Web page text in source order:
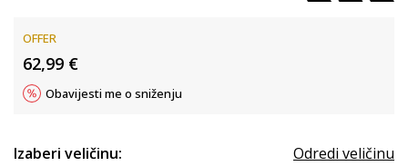
OFFER
62,99 €
Obavijesti me o sniženju
Izaberi veličinu: Odredi veličinu